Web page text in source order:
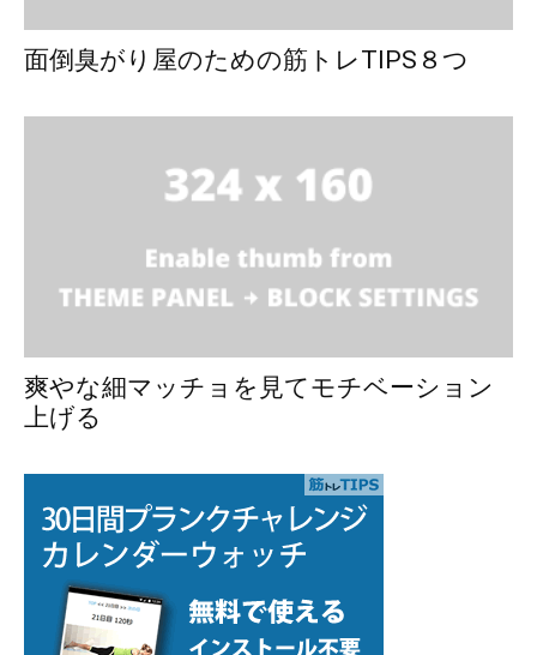
面倒臭がり屋のための筋トレTIPS８つ
爽やな細マッチョを見てモチベーション
上げる